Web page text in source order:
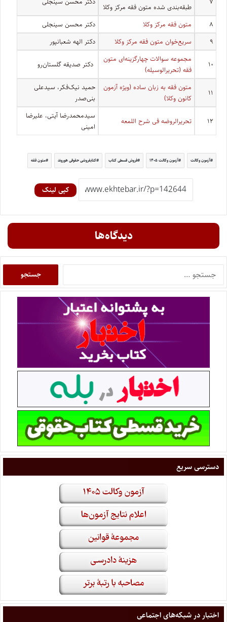
طبقه‌بندی شده متون فقه مرکز وکلا
۸ متون فقه مرکز وکلا
دکتر محسن سینجلی
۹
سریع‌خوان متون فقه مرکز وکلا دکتر الهه شعبانپور
۱۰
مجموعه سوالات چهارگزینه‌ای متون
فقه (تحریرالوسیله)
دکتر صدیقه گلستان‌رو
۱۱
متون فقه به زبان ساده (ویژه آزمون
کانون وکلا)
حمید نیک‌فکر، سیدعلی
بنی‌صدر
۱۲ تحریرالروضه فی شرح اللمعه
سیدمحمدرضا آیتی، علیرضا
امینی
آزمون وکالت آزمون وکالت ۱۴۰۵ فروش قسطی کتاب کتابفروشی حقوقی هوروند متون فقه
کپی لینک
دیدگاه‌ها
دسترسی سریع
اختبار در شبکه‌های اجتماعی